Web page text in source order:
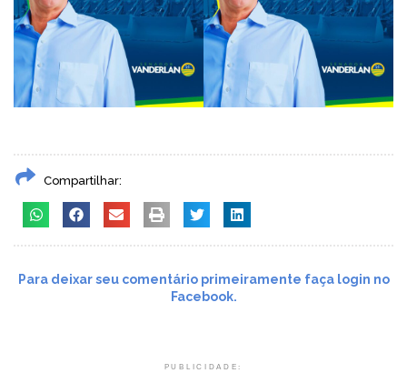
Compartilhar:
Para deixar seu comentário primeiramente faça login no
Facebook.
PUBLICIDADE: